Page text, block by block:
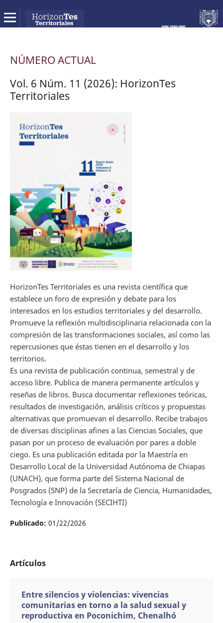
NÚMERO ACTUAL
Vol. 6 Núm. 11 (2026): HorizonTes
Territoriales
HorizonTes Territoriales es una revista científica que
establece un foro de expresión y debate para los
interesados en los estudios territoriales y del desarrollo.
Promueve la reflexión multidisciplinaria relacionada con la
compresión de las transformaciones sociales, así como las
repercusiones que éstas tienen en el desarrollo y los
territorios.
Es una revista de publicación continua, semestral y de
acceso libre. Publica de manera permanente artículos y
reseñas de libros. Busca documentar reflexiones teóricas,
resultados de investigación, análisis críticos y propuestas
alternativas que promuevan el desarrollo. Recibe trabajos
de diversas disciplinas afines a las Ciencias Sociales, que
pasan por un proceso de evaluación por pares a doble
ciego. Es una publicación editada por la Maestría en
Desarrollo Local de la Universidad Autónoma de Chiapas
(UNACH), que forma parte del Sistema Nacional de
Posgrados (SNP) de la Secretaría de Ciencia, Humanidades,
Tecnología e Innovación (SECIHTI)
Publicado: 01/22/2026
Artículos
Entre silencios y violencias: vivencias
comunitarias en torno a la salud sexual y
reproductiva en Poconichim, Chenalhó